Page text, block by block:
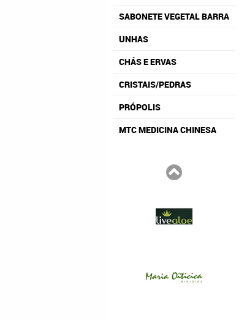
SABONETE VEGETAL BARRA
UNHAS
CHÁS E ERVAS
CRISTAIS/PEDRAS
PRÓPOLIS
MTC MEDICINA CHINESA